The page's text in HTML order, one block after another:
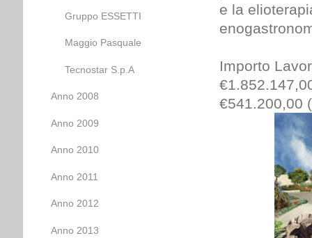
e la
Importo
€541.200,00
Gruppo ESSETTI
Maggio Pasquale
Tecnostar S.p.A
Anno 2008
Anno 2009
Anno 2010
Anno 2011
Anno 2012
Anno 2013